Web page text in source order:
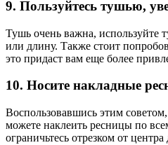
9. Пользуйтесь тушью,
Тушь очень важна,
или длину. Также стоит
это придаст вам еще более
10. Носите накладные
Воспользовавшись этим
можете наклеить ресницы по
ограничьтесь отрезком от